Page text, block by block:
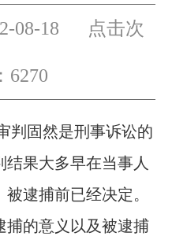
08-18 点击次
6270
固然是刑事诉讼的
果大多早在当事人
逮捕前已经决定。
捕的意义以及被逮捕